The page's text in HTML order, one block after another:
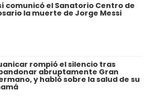
comunicó el Sanatorio Centro de
la muerte de Jorge Messi
rompió el silencio tras
abruptamente Gran
y habló sobre la salud de su